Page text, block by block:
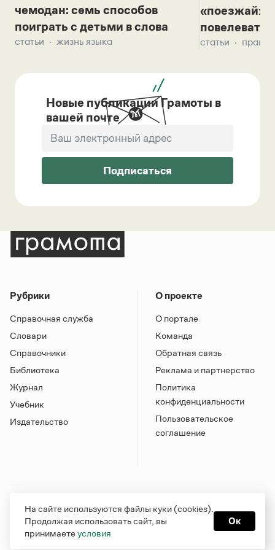
чемодан: семь способов
поиграть с детьми в слова
статьи жизнь языка
«поезжай»?
повелевать
статьи
Новые публикации Грамоты в
вашей почте
Подписаться
Рубрики
Справочная служба
Словари
Справочники
Библиотека
Журнал
Учебник
Издательство
О проекте
О портале
Команда
Обратная связь
Реклама и партнерство
Политика
конфиденциальности
Пользовательское
соглашение
Грамота в соцсетях
На сайте используются файлы куки (cookies).
Продолжая использовать сайт, вы
принимаетеусловия
Ок